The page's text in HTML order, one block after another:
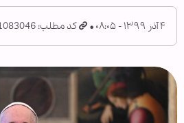
۴ آذر ۱۳۹۹ - ۰۸:۰۵ کد مطلب: 1083046